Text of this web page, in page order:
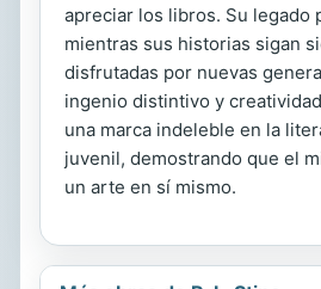
apreciar los libros. Su legado
mientras sus historias sigan
disfrutadas por nuevas
ingenio distintivo y
una marca indeleble en la
juvenil, demostrando que el
un arte en sí mismo.